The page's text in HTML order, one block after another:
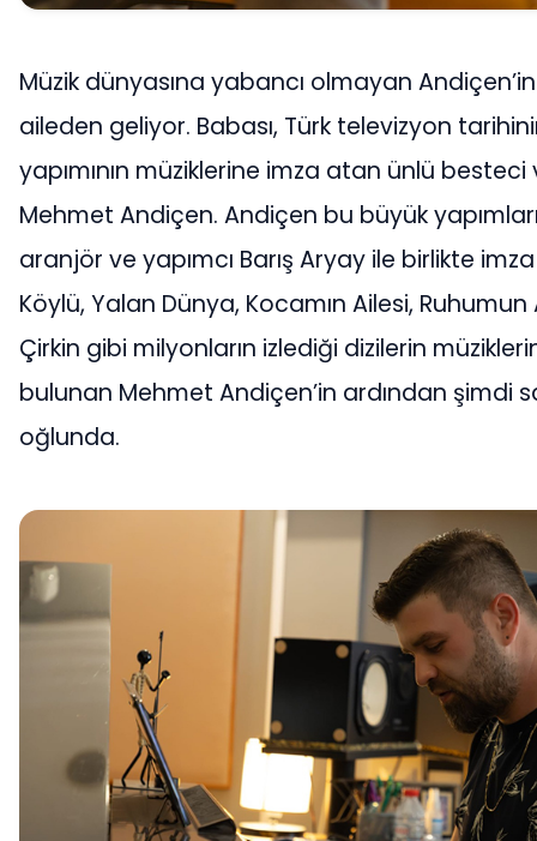
Müzik dünyasına yabancı olmayan
aileden geliyor. Babası, Türk televizyon
yapımının müziklerine imza atan ünlü
Mehmet Andiçen. Andiçen bu büyük
aranjör ve yapımcı Barış Aryay ile birlikte
Köylü, Yalan Dünya, Kocamın Ailesi, Ruhumun
Çirkin gibi milyonların izlediği dizilerin
bulunan Mehmet Andiçen’in ardından şimdi
oğlunda.